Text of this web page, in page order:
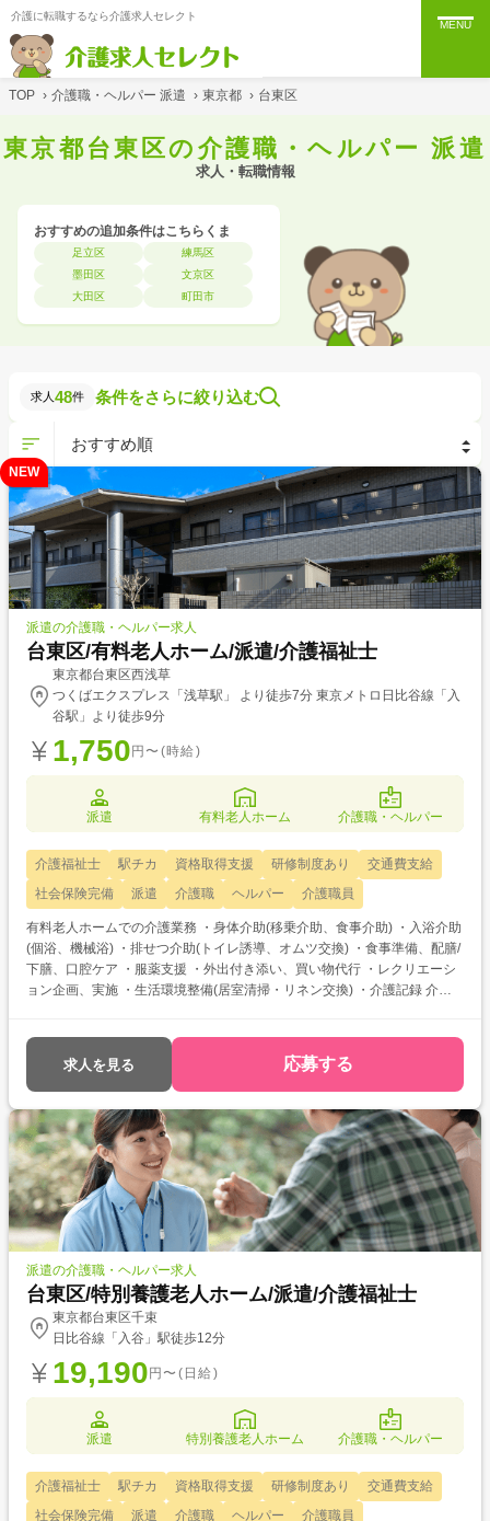
介護に転職するなら介護求人セレクト
MENU
TOP › 介護職・ヘルパー 派遣 › 東京都 › 台東区
東京都台東区の介護職・ヘルパー 派遣
求人・転職情報
おすすめの追加条件はこちらくま
足立区
練馬区
墨田区
文京区
大田区
町田市
求人 48件 条件をさらに絞り込む
NEW
派遣の介護職・ヘルパー求人
台東区/有料老人ホーム/派遣/介護福祉士
東京都台東区西浅草
つくばエクスプレス「浅草駅」 より徒歩7分 東京メトロ日比谷線「入
谷駅」より徒歩9分
1,750 円〜(時給)
派遣 有料老人ホーム 介護職・ヘルパー
介護福祉士 駅チカ 資格取得支援 研修制度あり
交通費支給
社会保険完備
派遣 介護職 ヘルパー 介護職員
有料老人ホームでの介護業務 ・身体介助(移乗介助、食事介助) ・入浴介助
(個浴、機械浴) ・排せつ介助(トイレ誘導、オムツ交換) ・食事準備、配膳/
下膳、口腔ケア ・服薬支援 ・外出付き添い、買い物代行 ・レクリエーシ
ョン企画、実施 ・生活環境整備(居室清掃・リネン交換) ・介護記録 介護
経験の施設で働きたい) ・対人スキルアップ (幅広20代～60代活躍中の職
場でコミュニケーション力を磨きたい)
求人を見る 応募する
派遣の介護職・ヘルパー求人
台東区/特別養護老人ホーム/派遣/介護福祉士
東京都台東区千束
日比谷線「入谷」駅徒歩12分
19,190 円〜(日給)
派遣 特別養護老人ホーム 介護職・ヘルパー
介護福祉士 駅チカ 資格取得支援 研修制度あり
交通費支給
社会保険完備
派遣 介護職 ヘルパー 介護職員